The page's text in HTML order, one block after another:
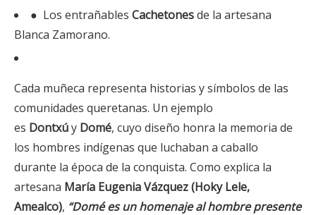
● Los entrañables Cachetonesde la artesana
Blanca Zamorano.
Cada muñeca representa historias y símbolos de las
comunidades queretanas. Un ejemplo
es Dontxúy Domé, cuyo diseño honra la memoria de
los hombres indígenas que luchaban a caballo
durante la época de la conquista. Como explica la
artesana María Eugenia Vázquez (Hoky Lele,
Amealco), “Domé es un homenaje al hombre presente